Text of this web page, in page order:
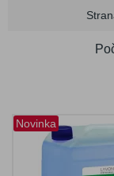
Novinka